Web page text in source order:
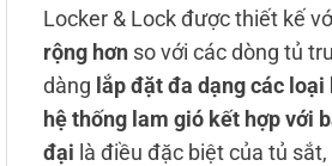
Locker & Lock được thiết kế
rộng hơn so với các dòng tủ
dàng lắp đặt đa dạng các loại
hệ thống lam gió kết hợp với
đại là điều đặc biệt của tủ